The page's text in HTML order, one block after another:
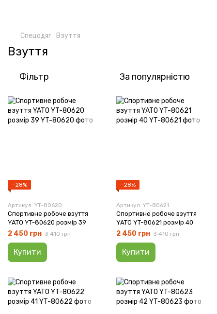
Спецодяг Взуття
Взуття
Фільтр За популярністю
−28%
Артикул: YT-80620
Спортивне робоче взуття
YATO YT-80620 розмір 39
2 450 грн 3 410 грн
Купити
−28%
Артикул: YT-80621
Спортивне робоче взуття
YATO YT-80621 розмір 40
2 450 грн 3 410 грн
Купити